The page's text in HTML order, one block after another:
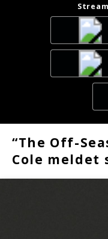
“The Off-
Cole meldet